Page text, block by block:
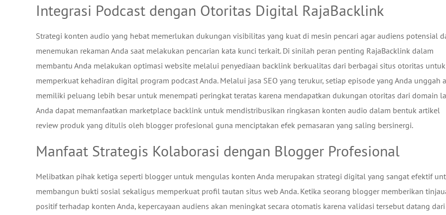
Integrasi Podcast dengan Otoritas Digital RajaBacklink
Strategi konten audio yang hebat memerlukan dukungan visibilitas yang kuat di mesin pencari agar audiens potensial
menemukan rekaman Anda saat melakukan pencarian kata kunci terkait. Di sinilah peran penting RajaBacklink dalam
membantu Anda melakukan optimasi website melalui penyediaan backlink berkualitas dari berbagai situs otoritas untuk
memperkuat kehadiran digital program podcast Anda. Melalui jasa SEO yang terukur, setiap episode yang Anda unggah
memiliki peluang lebih besar untuk menempati peringkat teratas karena mendapatkan dukungan otoritas dari domain
Anda dapat memanfaatkan marketplace backlink untuk mendistribusikan ringkasan konten audio dalam bentuk artikel
review produk yang ditulis oleh blogger profesional guna menciptakan efek pemasaran yang saling bersinergi.
Manfaat Strategis Kolaborasi dengan Blogger Profesional
Melibatkan pihak ketiga seperti blogger untuk mengulas konten Anda merupakan strategi digital yang sangat efektif
membangun bukti sosial sekaligus memperkuat profil tautan situs web Anda. Ketika seorang blogger memberikan
positif terhadap konten Anda, kepercayaan audiens akan meningkat secara otomatis karena validasi tersebut datang dari